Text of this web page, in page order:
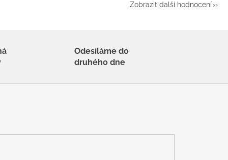
Zobrazit další hodnocení
Odesíláme do
druhého dne